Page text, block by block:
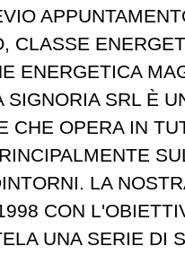
CLASSE
ENERGETICA
SIGNORIA SRL È
CHE OPERA IN
LA
CON
UNA SERIE DI